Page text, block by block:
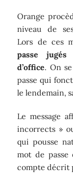
Orange
niveau de
Lors de ces
passe
d’office. On
passe qui
le lendemain,
Le message
incorrects »
qui pousse
mot de passe
compte décrit